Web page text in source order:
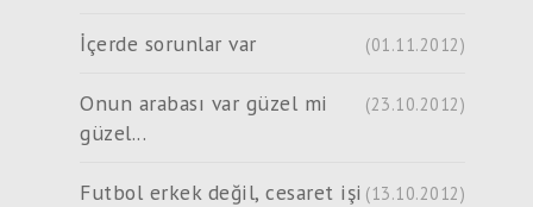
İçerde sorunlar var (01.11.2012)
Onun arabası var güzel mi
güzel...
(23.10.2012)
Futbol erkek değil, cesaret işi (13.10.2012)